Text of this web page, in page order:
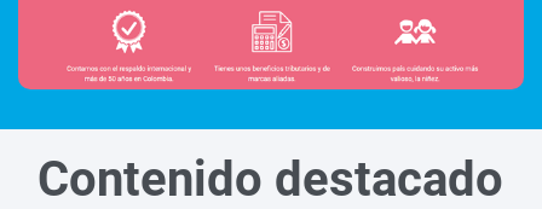
Contenido destacado